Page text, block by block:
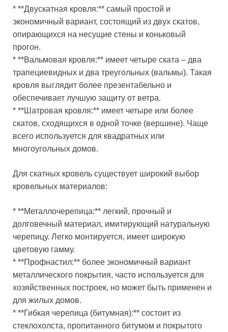
* **Двускатная кровля:** самый простой и
экономичный вариант, состоящий из двух скатов,
опирающихся на несущие стены и коньковый
прогон.
* **Вальмовая кровля:** имеет четыре ската – два
трапециевидных и два треугольных (вальмы). Такая
кровля выглядит более презентабельно и
обеспечивает лучшую защиту от ветра.
* **Шатровая кровля:** имеет четыре или более
скатов, сходящихся в одной точке (вершине). Чаще
всего используется для квадратных или
многоугольных домов.
Для скатных кровель существует широкий выбор
кровельных материалов:
* **Металлочерепица:** легкий, прочный и
долговечный материал, имитирующий натуральную
черепицу. Легко монтируется, имеет широкую
цветовую гамму.
* **Профнастил:** более экономичный вариант
металлического покрытия, часто используется для
хозяйственных построек, но может быть применен и
для жилых домов.
* **Гибкая черепица (битумная):** состоит из
стеклохолста, пропитанного битумом и покрытого